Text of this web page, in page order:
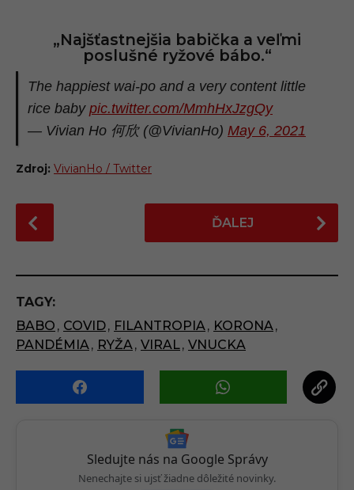
„Najšťastnejšia babička a veľmi
poslušné ryžové bábo.“
The happiest wai-po and a very content little
rice baby pic.twitter.com/MmhHxJzgQy
— Vivian Ho 何欣 (@VivianHo) May 6, 2021
Zdroj: VivianHo / Twitter
o
t
P
a
g
i
n
a
ĎALEJ
TAGY:
BABO , COVID, FILANTROPIA, KORONA,
PANDÉMIA, RYŽA, VIRAL, VNUCKA
Sledujte nás na Google Správy
Nenechajte si ujsť žiadne dôležité novinky.